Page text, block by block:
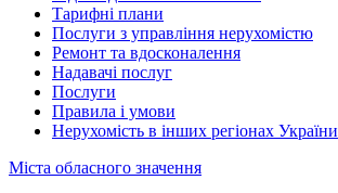
Тарифні плани
Послуги з управління нерухомістю
Ремонт та вдосконалення
Надавачі послуг
Послуги
Правила і умови
Нерухомість в інших регіонах України
Міста обласного значення